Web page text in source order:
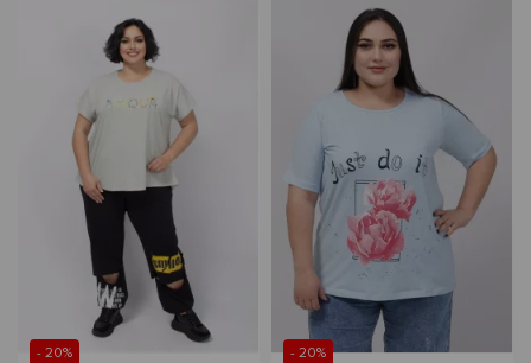
- 20% - 20%